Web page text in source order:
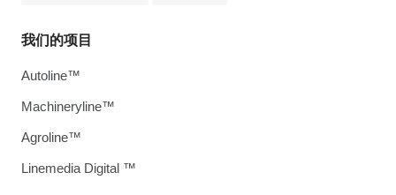
我们的项目
Autoline™
Machineryline™
Agroline™
Linemedia Digital ™